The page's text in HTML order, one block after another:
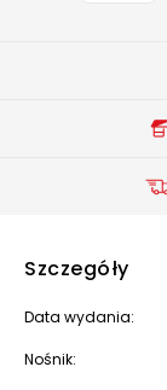
Szczegóły
Data wydania:
Nośnik: